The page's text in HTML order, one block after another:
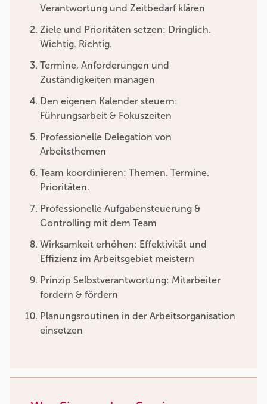
Verantwortung und Zeitbedarf klären
Ziele und Prioritäten setzen: Dringlich.
Wichtig. Richtig.
Termine, Anforderungen und
Zuständigkeiten managen
Den eigenen Kalender steuern:
Führungsarbeit & Fokuszeiten
Professionelle Delegation von
Arbeitsthemen
Team koordinieren: Themen. Termine.
Prioritäten.
Professionelle Aufgabensteuerung &
Controlling mit dem Team
Wirksamkeit erhöhen: Effektivität und
Effizienz im Arbeitsgebiet meistern
Prinzip Selbstverantwortung: Mitarbeiter
fordern & fördern
Planungsroutinen in der Arbeitsorganisation
einsetzen